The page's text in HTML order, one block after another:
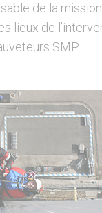
de la
lieux de
SMP.